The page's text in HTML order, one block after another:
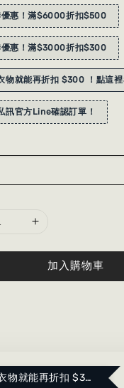
惠！滿$6000折扣$500
惠！滿$3000折扣$300
物就能再折扣 $300 ！點這裡
訊官方Line確認訂單！
加入購物車
加購指定衣物就能再折扣 $300 ！點這裡看更多～